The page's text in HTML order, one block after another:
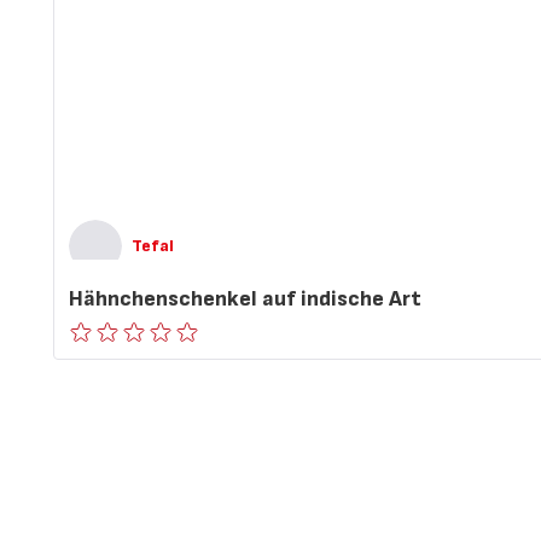
Tefal
Hähnchenschenkel auf indische Art
ratings.0